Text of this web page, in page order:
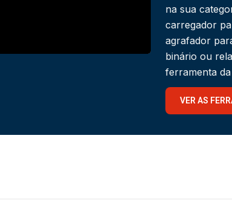
na sua
carregador
agrafador
binário ou
ferramenta da
VER AS